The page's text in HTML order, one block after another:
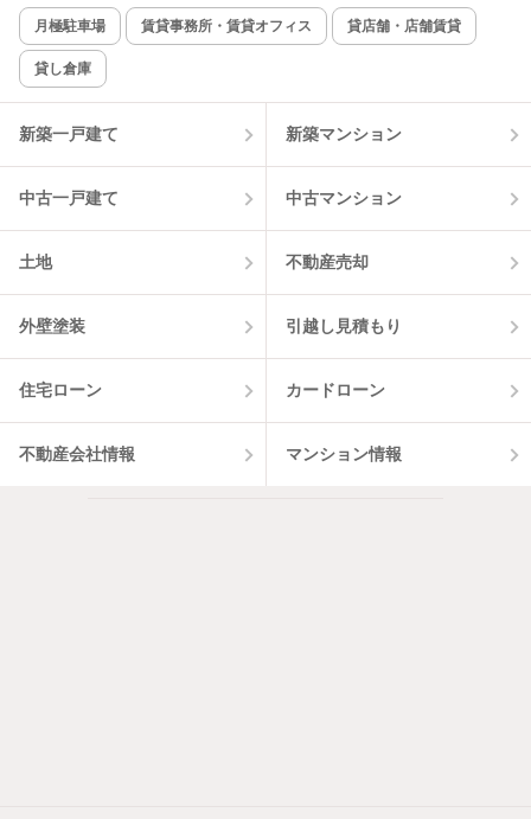
月極駐車場 賃貸事務所・賃貸オフィス 貸店舗・店舗賃貸
貸し倉庫
新築一戸建て 新築マンション
中古一戸建て 中古マンション
土地 不動産売却
外壁塗装 引越し見積もり
住宅ローン カードローン
不動産会社情報 マンション情報